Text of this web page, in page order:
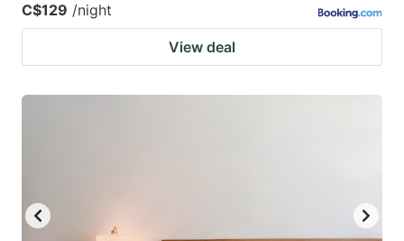
C$129 /night
View deal